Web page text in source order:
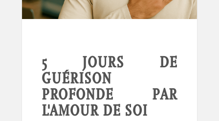
5 JOURS DE
GUÉRISON
PROFONDE PAR
L'AMOUR DE SOI